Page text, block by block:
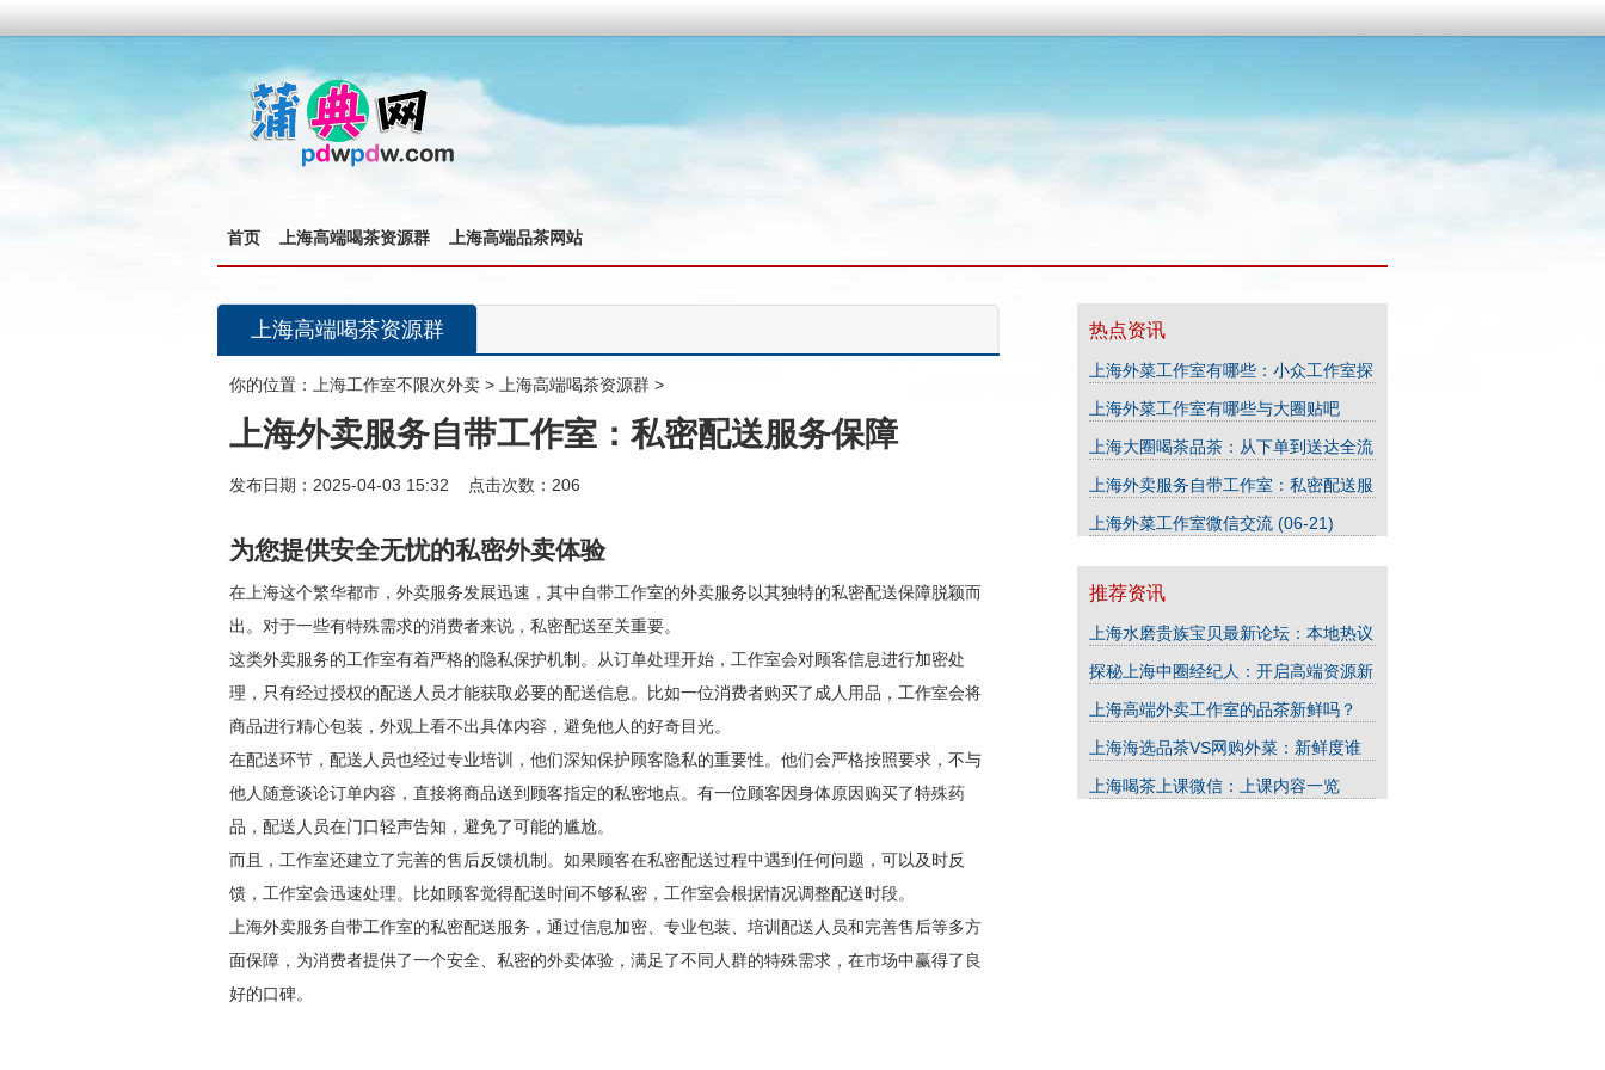
首页 上海高端喝茶资源群 上海高端品茶网站
上海高端喝茶资源群
你的位置： 上海工作室不限次外卖 > 上海高端喝茶资源群 >
上海外卖服务自带工作室：私密配送服务保障
发布日期：2025-04-03 15:32 点击次数：206
为您提供安全无忧的私密外卖体验
在上海这个繁华都市，外卖服务发展迅速，其中自带工作室的外卖服务以其独特的私密配送保障脱颖而
出。对于一些有特殊需求的消费者来说，私密配送至关重要。
这类外卖服务的工作室有着严格的隐私保护机制。从订单处理开始，工作室会对顾客信息进行加密处
理，只有经过授权的配送人员才能获取必要的配送信息。比如一位消费者购买了成人用品，工作室会将
商品进行精心包装，外观上看不出具体内容，避免他人的好奇目光。
在配送环节，配送人员也经过专业培训，他们深知保护顾客隐私的重要性。他们会严格按照要求，不与
他人随意谈论订单内容，直接将商品送到顾客指定的私密地点。有一位顾客因身体原因购买了特殊药
品，配送人员在门口轻声告知，避免了可能的尴尬。
而且，工作室还建立了完善的售后反馈机制。如果顾客在私密配送过程中遇到任何问题，可以及时反
馈，工作室会迅速处理。比如顾客觉得配送时间不够私密，工作室会根据情况调整配送时段。
上海外卖服务自带工作室的私密配送服务，通过信息加密、专业包装、培训配送人员和完善售后等多方
面保障，为消费者提供了一个安全、私密的外卖体验，满足了不同人群的特殊需求，在市场中赢得了良
好的口碑。
热点资讯
上海外菜工作室有哪些：小众工作室探
上海外菜工作室有哪些与大圈贴吧
上海大圈喝茶品茶：从下单到送达全流
上海外卖服务自带工作室：私密配送服
上海外菜工作室微信交流 (06-21)
推荐资讯
上海水磨贵族宝贝最新论坛：本地热议
探秘上海中圈经纪人：开启高端资源新
上海高端外卖工作室的品茶新鲜吗？
上海海选品茶VS网购外菜：新鲜度谁
上海喝茶上课微信：上课内容一览